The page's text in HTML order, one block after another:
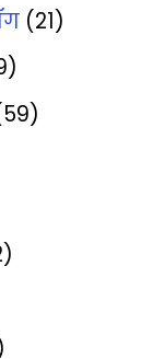
(21)